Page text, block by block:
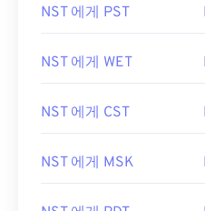
NST 에게 PST
NST 에게 WET
NST 에게 CST
NST 에게 MSK